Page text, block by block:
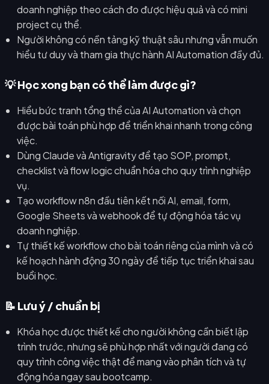
doanh nghiệp theo cách đo được hiệu quả và có mini
project cụ thể.
Người không có nền tảng kỹ thuật sâu nhưng vẫn muốn
hiểu tư duy và tham gia thực hành AI Automation đầy đủ.
💡 Học xong bạn có thể làm được gì?
Hiểu bức tranh tổng thể của AI Automation và chọn
được bài toán phù hợp để triển khai nhanh trong công
việc.
Dùng Claude và Antigravity để tạo SOP, prompt,
checklist và flow logic chuẩn hóa cho quy trình nghiệp
vụ.
Tạo workflow n8n đầu tiên kết nối AI, email, form,
Google Sheets và webhook để tự động hóa tác vụ
doanh nghiệp.
Tự thiết kế workflow cho bài toán riêng của mình và có
kế hoạch hành động 30 ngày để tiếp tục triển khai sau
buổi học.
📝 Lưu ý / chuẩn bị
Khóa học được thiết kế cho người không cần biết lập
trình trước, nhưng sẽ phù hợp nhất với người đang có
quy trình công việc thật để mang vào phân tích và tự
động hóa ngay sau bootcamp.